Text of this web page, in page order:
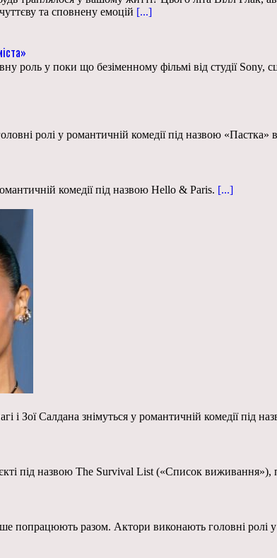
та сповнену емоцій [...]
роль у поки що безіменному фільмі від студії
ролі у романтичній комедії під назвою «Пастка»
комедії під назвою Hello & Paris. [...]
Зої Салдана знімуться у романтичній комедії під
під назвою The Survival List («Список виживання»),
попрацюють разом. Актори виконають головні ролі у